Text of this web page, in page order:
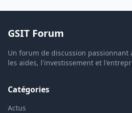
GSIT Forum
Un forum de discussion passionnant
les aides, l'investissement et
Catégories
Actus